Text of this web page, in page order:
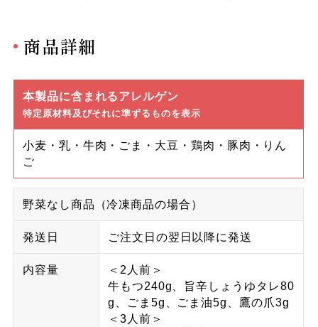
商品詳細
本製品に含まれるアレルゲン
特定原材料及びそれに準ずるものを表示
小麦・乳・牛肉・ごま・大豆・鶏肉・豚肉・りん
ご
野菜なし商品（冷凍商品の場合）
発送日 ご注文日の翌日以降に発送
内容量
＜2人前＞
牛もつ240g、旨辛しょうゆタレ80
g、ごま5g、ごま油5g、鷹の爪3g
＜3人前＞